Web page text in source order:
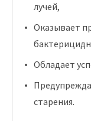
лучей,
Оказывает
Обладает
старения.